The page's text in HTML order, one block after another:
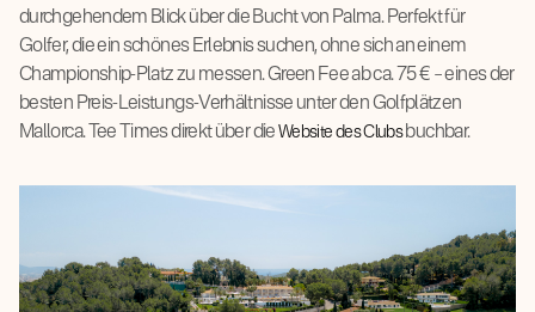
durchgehendem Blick über die Bucht von Palma. Perfekt für
Golfer, die ein schönes Erlebnis suchen, ohne sich an einem
Championship-Platz zu messen. Green Fee ab ca. 75 € – eines der
besten Preis-Leistungs-Verhältnisse unter den Golfplätzen
Mallorca. Tee Times direkt über die Website des Clubs buchbar.